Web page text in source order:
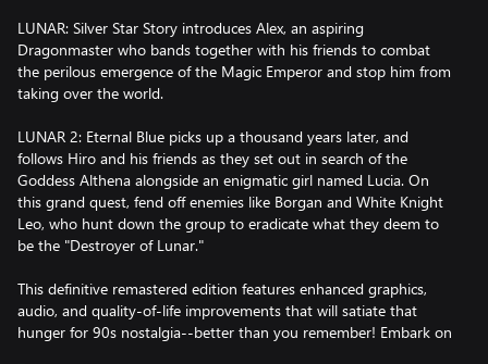
LUNAR: Silver Star Story introduces Alex, an aspiring
Dragonmaster who bands together with his friends to combat
the perilous emergence of the Magic Emperor and stop him from
taking over the world.
LUNAR 2: Eternal Blue picks up a thousand years later, and
follows Hiro and his friends as they set out in search of the
Goddess Althena alongside an enigmatic girl named Lucia. On
this grand quest, fend off enemies like Borgan and White Knight
Leo, who hunt down the group to eradicate what they deem to
be the "Destroyer of Lunar."
This definitive remastered edition features enhanced graphics,
audio, and quality-of-life improvements that will satiate that
hunger for 90s nostalgia--better than you remember! Embark on